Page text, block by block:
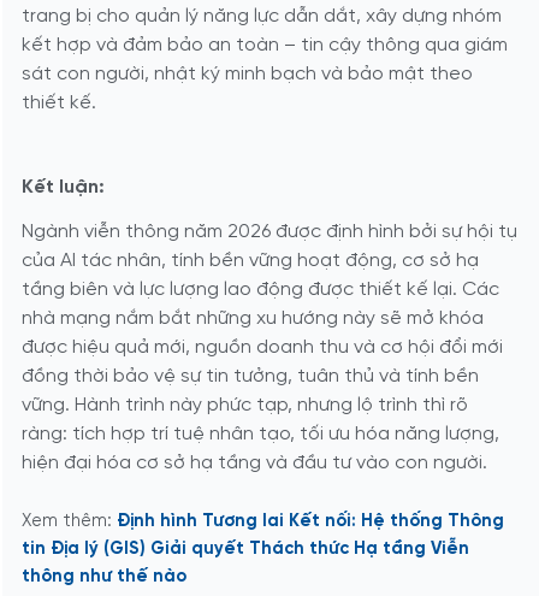
trang bị cho quản lý năng lực dẫn dắt, xây dựng nhóm
kết hợp và đảm bảo an toàn – tin cậy thông qua giám
sát con người, nhật ký minh bạch và bảo mật theo
thiết kế.
Kết luận:
Ngành viễn thông năm 2026 được định hình bởi sự hội tụ
của AI tác nhân, tính bền vững hoạt động, cơ sở hạ
tầng biên và lực lượng lao động được thiết kế lại. Các
nhà mạng nắm bắt những xu hướng này sẽ mở khóa
được hiệu quả mới, nguồn doanh thu và cơ hội đổi mới
đồng thời bảo vệ sự tin tưởng, tuân thủ và tính bền
vững. Hành trình này phức tạp, nhưng lộ trình thì rõ
ràng: tích hợp trí tuệ nhân tạo, tối ưu hóa năng lượng,
hiện đại hóa cơ sở hạ tầng và đầu tư vào con người.
Xem thêm: Định hình Tương lai Kết nối: Hệ thống Thông
tin Địa lý (GIS) Giải quyết Thách thức Hạ tầng Viễn
thông như thế nào